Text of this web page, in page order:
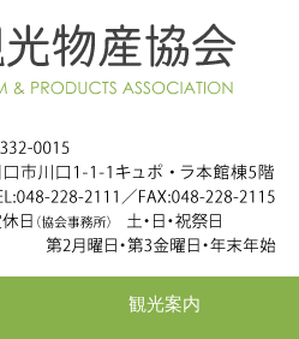
観光案内